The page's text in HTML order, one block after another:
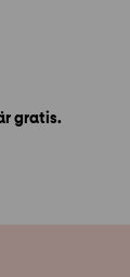
gratis.